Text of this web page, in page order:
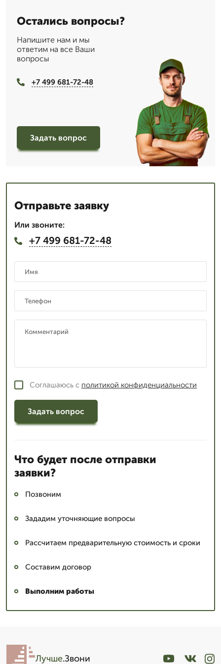
Остались вопросы?
Напишите нам и мы
ответим на все Ваши
вопросы
+7 499 681-72-48
Задать вопрос
Отправьте заявку
Или звоните:
+7 499 681-72-48
Соглашаюсь с политикой конфиденциальности
Задать вопрос
Что будет после отправки
заявки?
Позвоним
Зададим уточняющие вопросы
Рассчитаем предварительную стоимость и сроки
Составим договор
Выполним работы
Лучше.Звони